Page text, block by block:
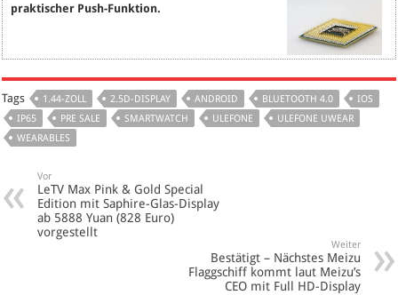
praktischer Push-Funktion.
Tags 1.44-ZOLL 2.5D-DISPLAY ANDROID BLUETOOTH 4.0
IOS
IP65
PRE SALE SMARTWATCH ULEFONE
ULEFONE UWEAR
WEARABLES
Vor
LeTV Max Pink & Gold Special
Edition mit Saphire-Glas-Display
ab 5888 Yuan (828 Euro)
vorgestellt
Weiter
Bestätigt – Nächstes Meizu
Flaggschiff kommt laut Meizu’s
CEO mit Full HD-Display